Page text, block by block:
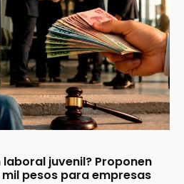
laboral juvenil? Proponen
pesos para empresas